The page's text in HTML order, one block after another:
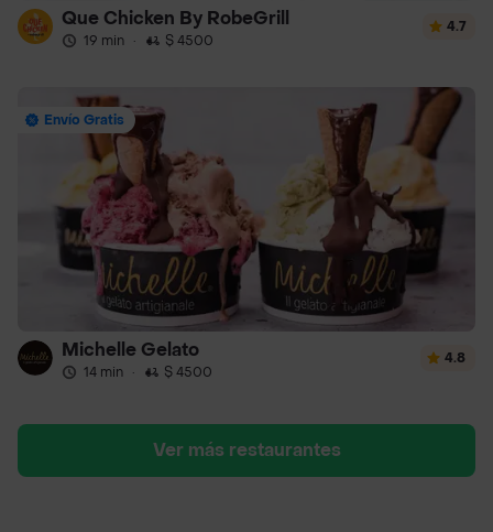
Que Chicken By RobeGrill
19 min · $ 4500
4.7
Envío Gratis
Michelle Gelato
14 min · $ 4500
4.8
Ver más restaurantes